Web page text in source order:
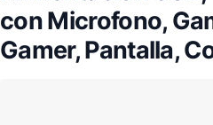
con Microfono,
Gamer, Pantalla,